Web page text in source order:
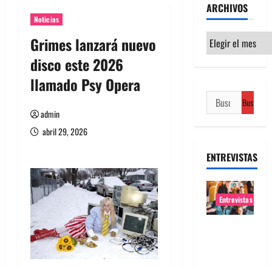
Noticias
Grimes lanzará nuevo
disco este 2026
llamado Psy Opera
admin
abril 29, 2026
ARCHIVOS
Archivos
Buscar:
ENTREVISTAS
Entrevistas